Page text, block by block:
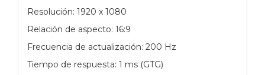
Resolución: 1920 x 1080
Relación de aspecto: 16:9
Frecuencia de actualización: 200 Hz
Tiempo de respuesta: 1 ms (GTG)